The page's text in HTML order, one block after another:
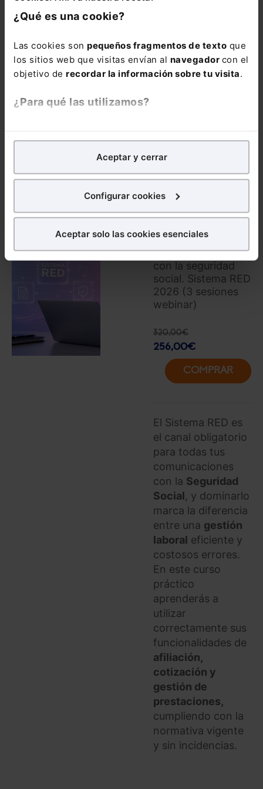
¿Qué es una cookie?
Las cookies son pequeños fragmentos de texto que
los sitios web que visitas envían al navegador con el
objetivo de recordar la información sobre tu visita.
¿Para qué las utilizamos?
analíticospara tratar demejorar tu experienciaen
nuestra página web. También con fines publicitarios,
para poder mostrarte publicidad y contenidos de tu
¿Qué puedes hacer?
en la web sea óptima
Puedes
aceptar solo las esenciales para denegar
todas las cookies excepto aquellas imprescindibles.
También puedesconfigurar
las cookies y
seleccionar solo aquellas que quieras permitir en tu
navegador. Si no seleccionas ninguna utilizaremos
las que sean indispensables para la navegación.
Aceptar y cerrar
Configurar cookies
Aceptar solo las cookies esenciales
de Seguridad
Social:Pack
Memento Social +
Curso
Comunicaciones
con la seguridad
social. Sistema RED
2026 (3 sesiones
webinar)
320,00€
256,00€
COMPRAR
El Sistema RED es
el canal obligatorio
para todas tus
comunicaciones
con la Seguridad
Social, y dominarlo
marca la diferencia
entre una gestión
laboral eficiente y
costosos errores.
En este curso
práctico
aprenderás a
utilizar
correctamente sus
funcionalidades de
afiliación,
cotización y
gestión de
prestaciones,
cumpliendo con la
normativa vigente
y sin incidencias.